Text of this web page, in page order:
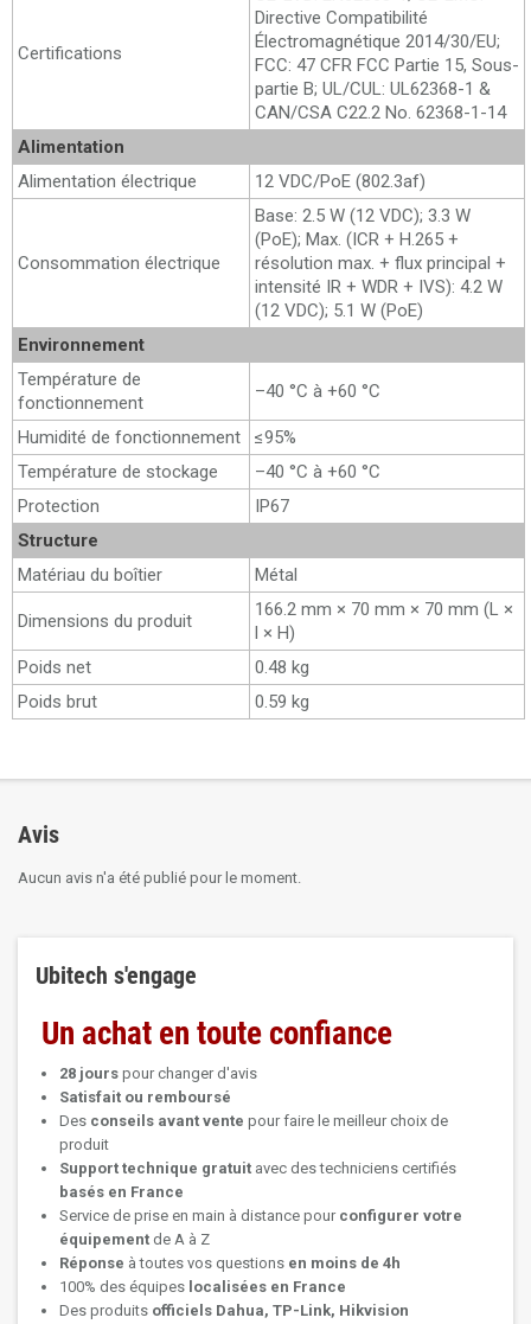
Certifications
Directive Compatibilité
Électromagnétique 2014/30/EU;
FCC: 47 CFR FCC Partie 15, Sous-
partie B; UL/CUL: UL62368-1 &
CAN/CSA C22.2 No. 62368-1-14
Alimentation
Alimentation électrique
12 VDC/PoE (802.3af)
Consommation électrique
Base: 2.5 W (12 VDC); 3.3 W
(PoE); Max. (ICR + H.265 +
résolution max. + flux principal +
intensité IR + WDR + IVS): 4.2 W
(12 VDC); 5.1 W (PoE)
Environnement
Température de
fonctionnement
–40 °C à +60 °C
Humidité de fonctionnement
≤95%
Température de stockage
–40 °C à +60 °C
Protection
IP67
Structure
Matériau du boîtier
Métal
Dimensions du produit
166.2 mm × 70 mm × 70 mm (L ×
l × H)
Poids net
0.48 kg
Poids brut
0.59 kg
Avis
Aucun avis n'a été publié pour le moment.
Ubitech s'engage
Un achat en toute confiance
28 jours pour changer d'avis
Satisfait ou remboursé
Des conseils avant vente pour faire le meilleur choix de
produit
Support technique gratuit avec des techniciens certifiés
basés en France
Service de prise en main à distance pour configurer votre
équipement de A à Z
Réponse à toutes vos questions en moins de 4h
100% des équipes localisées en France
Des produits officiels Dahua, TP-Link, Hikvision